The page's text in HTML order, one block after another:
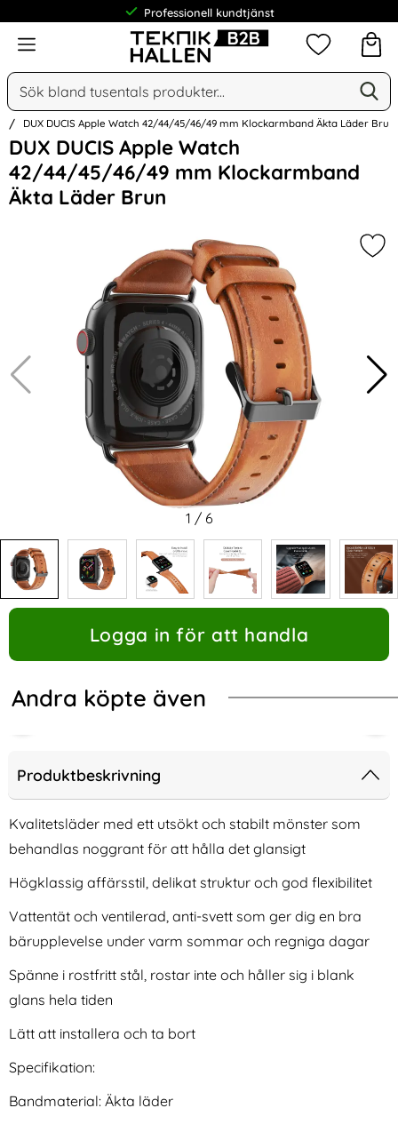
Professionell kundtjänst
Meny
Sök
Sök på Narse Group AB
Mina
DUX DUCIS Apple Watch 42/44/45/46/49 mm Klockarmband Äkta Läder Brun
DUX DUCIS Apple Watch
42/44/45/46/49 mm Klockarmband
Äkta Läder Brun
Hoppa
över
Bilder
1 / 6
Logga in för att handla
Andra köpte även
Äkta Läder Armband Apple
Watch 42/41/40/38 mm -
Brun
Art. nr 17176
Tillgänglighet:
I lager
OtterBox iPhone 15 Pro Max
Skal React Clear
Produktbeskrivning
Kvalitetsläder med ett utsökt och stabilt mönster som
behandlas noggrant för att hålla det glansigt
Högklassig affärsstil, delikat struktur och god flexibilitet
Vattentät och ventilerad, anti-svett som ger dig en bra
bärupplevelse under varm sommar och regniga dagar
Spänne i rostfritt stål, rostar inte och håller sig i blank
glans hela tiden
Lätt att installera och ta bort
Specifikation:
Bandmaterial: Äkta läder